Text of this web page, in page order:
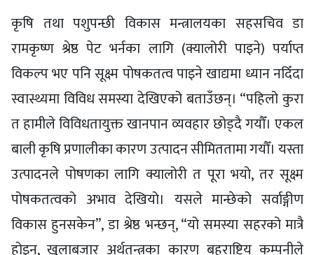
कृषि तथा पशुपन्छी विकास मन्त्रालयका सहसचिव डा
रामकृष्ण श्रेष्ठ पेट भर्नका लागि (क्यालोरी पाइने) पर्याप्त
विकल्प भए पनि सूक्ष्म पोषकतत्व पाइने खाद्यमा ध्यान नदिँदा
स्वास्थ्यमा विविध समस्या देखिएको बताउँछन्। “पहिलो कुरा
त हामीले विविधतायुक्त खानपान व्यवहार छोड्दै गयौँ। एकल
बाली कृषि प्रणालीका कारण उत्पादन सीमिततामा गयौँ। यस्ता
उत्पादनले पोषणका लागि क्यालोरी त पूरा भयो, तर सूक्ष्म
पोषकतत्वको अभाव देखियो। यसले मान्छेको सर्वाङ्गीण
विकास हुनसकेन”, डा श्रेष्ठ भन्छन्, “यो समस्या सहरको मात्रै
होइन, खुलाबजार अर्थतन्त्रका कारण बहुराष्ट्रिय कम्पनीले